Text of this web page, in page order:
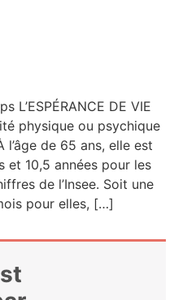
L’ESPÉRANCE DE VIE
phy­sique ou psy­chique
l’âge de 65 ans, elle est
et 10,5 années pour les
de l’Insee. Soit une
pour elles, […]